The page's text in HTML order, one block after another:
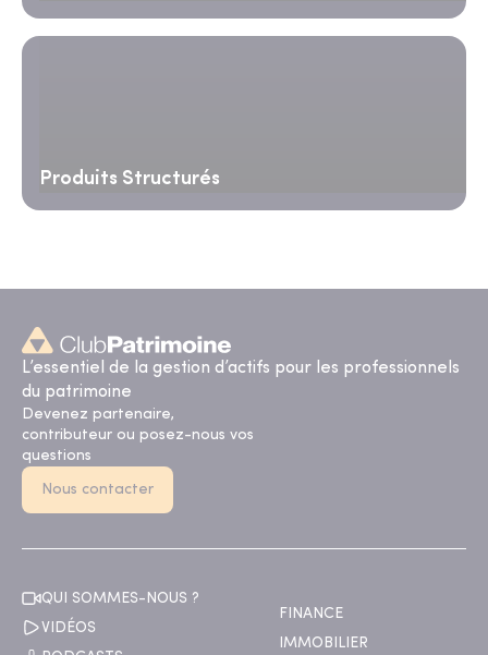
Produits Structurés
L’essentiel de la gestion d’actifs pour les professionnels
du patrimoine
Devenez partenaire,
contributeur ou posez-nous vos
questions
Nous contacter
QUI SOMMES-NOUS ?
VIDÉOS
FINANCE
IMMOBILIER